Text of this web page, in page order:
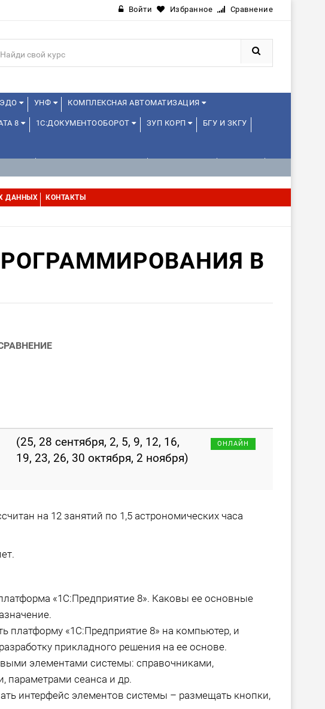
Войти Избранное Сравнение
ЭДО УНФ КОМПЛЕКСНАЯ АВТОМАТИЗАЦИЯ
8 1С:ДОКУМЕНТООБОРОТ ЗУП КОРП БГУ И ЗКГУ
ДАННЫХ КОНТАКТЫ
В
(25, 28 сентября, 2, 5, 9, 12, 16,
19, 23, 26, 30 октября, 2 ноября)
ОНЛАЙН
на 12 занятий по 1,5 астрономических часа
«1С:Предприятие 8». Каковы ее основные
платформу «1С:Предприятие 8» на компьютер, и
прикладного решения на ее основе.
элементами системы: справочниками,
параметрами сеанса и др.
интерфейс элементов системы – размещать кнопки,